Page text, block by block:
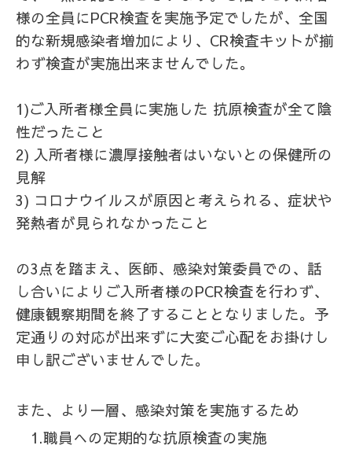
様の全員にPCR検査を実施予定でしたが、全国
的な新規感染者増加により、CR検査キットが揃
わず検査が実施出来ませんでした。
1)ご入所者様全員に実施した 抗原検査が全て陰
性だったこと
2) 入所者様に濃厚接触者はいないとの保健所の
見解
3) コロナウイルスが原因と考えられる、症状や
発熱者が見られなかったこと
の3点を踏まえ、医師、感染対策委員での、話
し合いによりご入所者様のPCR検査を行わず、
健康観察期間を終了することとなりました。予
定通りの対応が出来ずに大変ご心配をお掛けし
申し訳ございませんでした。
また、より一層、感染対策を実施するため
1.職員への定期的な抗原検査の実施